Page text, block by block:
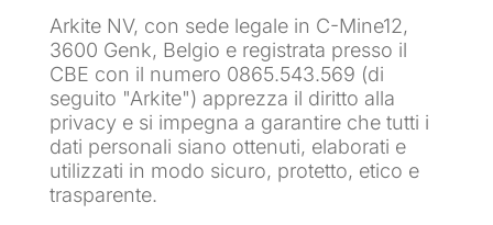
Arkite NV, con sede legale in C-Mine12,
3600 Genk, Belgio e registrata presso il
CBE con il numero 0865.543.569 (di
seguito "Arkite") apprezza il diritto alla
privacy e si impegna a garantire che tutti i
dati personali siano ottenuti, elaborati e
utilizzati in modo sicuro, protetto, etico e
trasparente.